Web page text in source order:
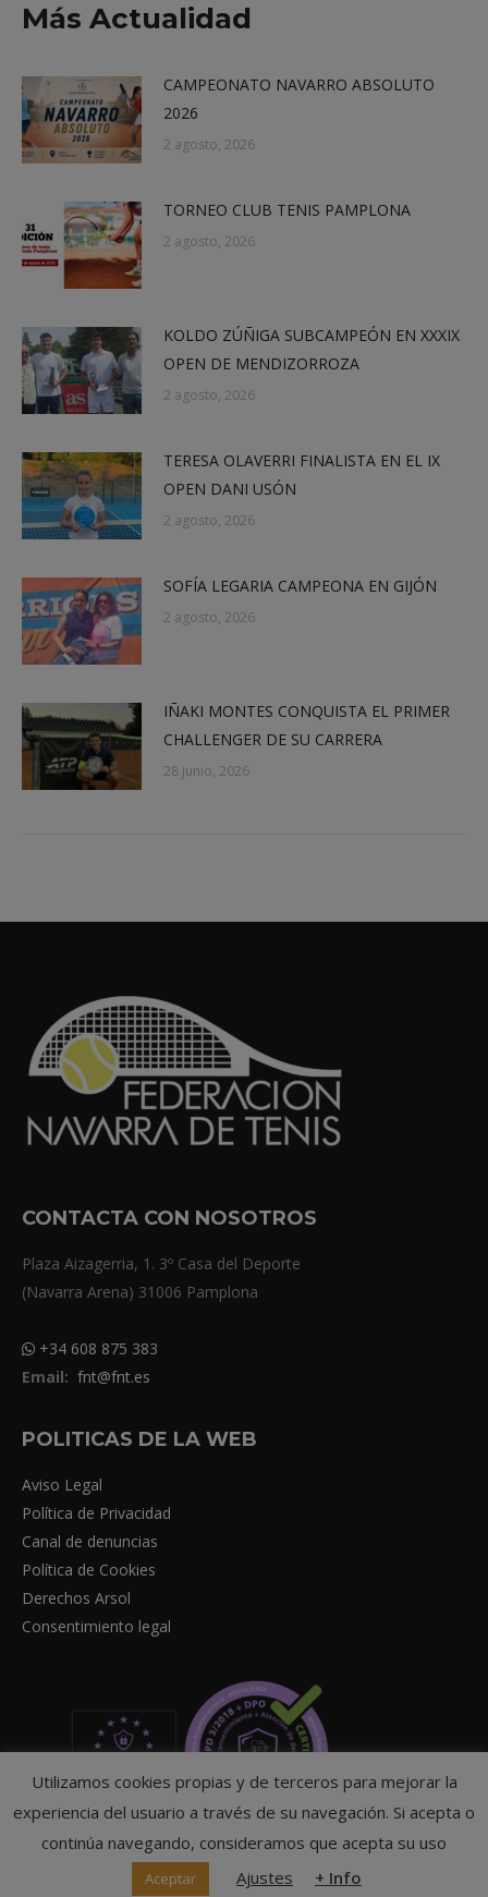
Más Actualidad
CAMPEONATO NAVARRO ABSOLUTO
2026
2 agosto, 2026
TORNEO CLUB TENIS PAMPLONA
2 agosto, 2026
KOLDO ZÚÑIGA SUBCAMPEÓN EN XXXIX
OPEN DE MENDIZORROZA
2 agosto, 2026
TERESA OLAVERRI FINALISTA EN EL IX
OPEN DANI USÓN
2 agosto, 2026
SOFÍA LEGARIA CAMPEONA EN GIJÓN
2 agosto, 2026
IÑAKI MONTES CONQUISTA EL PRIMER
CHALLENGER DE SU CARRERA
28 junio, 2026
CONTACTA CON NOSOTROS
Plaza Aizagerria, 1. 3º Casa del Deporte
(Navarra Arena) 31006 Pamplona
+34 608 875 383
Email: fnt@fnt.es
POLITICAS DE LA WEB
Aviso Legal
Política de Privacidad
Canal de denuncias
Política de Cookies
Derechos Arsol
Consentimiento legal
Utilizamos cookies propias y de terceros para mejorar la
experiencia del usuario a través de su navegación. Si acepta o
continúa navegando, consideramos que acepta su uso
Aceptar Ajustes + Info